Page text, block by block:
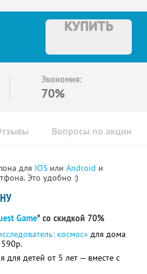
КУПИТЬ
Экономия:
70%
Вопросы по акции
для IOS или Android и
Это удобно :)
Game* со скидкой 70%
космос» для дома
детей от 5 лет — вместе с